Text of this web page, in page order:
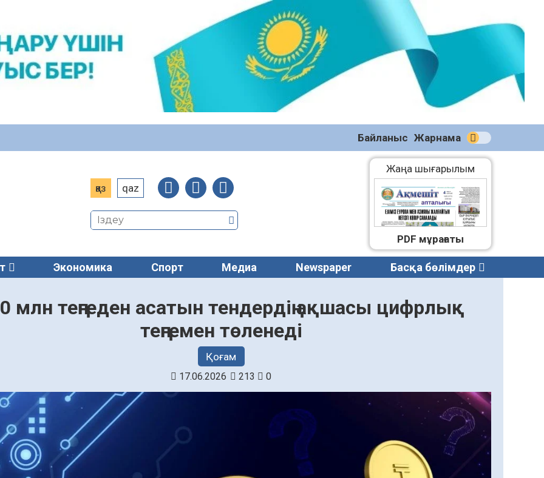
Байланыс Жарнама
қаз qaz
Жаңа шығарылым
(2270)
04.08.2026
PDF мұрағаты
Экономика Спорт Медиа Newspaper Басқа бөлімдер
млн теңгеден асатын тендердің ақшасы цифрлық
теңгемен төленеді
Қоғам
17.06.2026 213 0